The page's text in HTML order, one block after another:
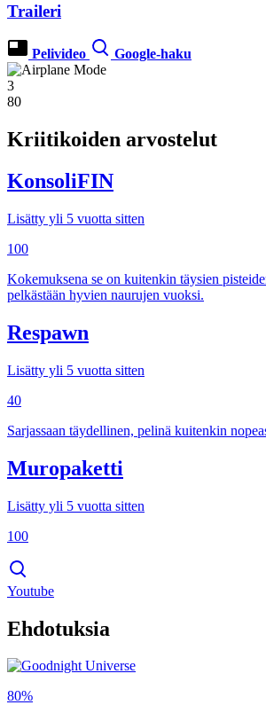
Traileri
Pelivideo Google-haku
3
80
Kriitikoiden arvostelut
KonsoliFIN
Lisätty yli 5 vuotta sitten
100
Kokemuksena se on kuitenkin täysien
pelkästään hyvien naurujen vuoksi.
Respawn
Lisätty yli 5 vuotta sitten
40
Sarjassaan täydellinen, pelinä kuitenkin
Muropaketti
Lisätty yli 5 vuotta sitten
100
Youtube
Ehdotuksia
80%